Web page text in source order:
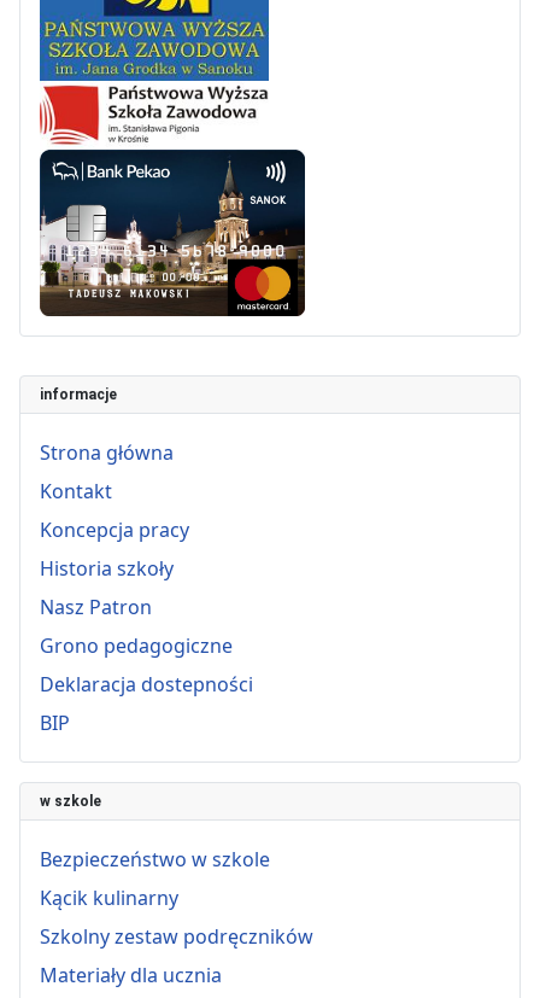
informacje
Strona główna
Kontakt
Koncepcja pracy
Historia szkoły
Nasz Patron
Grono pedagogiczne
Deklaracja dostepności
BIP
w szkole
Bezpieczeństwo w szkole
Kącik kulinarny
Szkolny zestaw podręczników
Materiały dla ucznia